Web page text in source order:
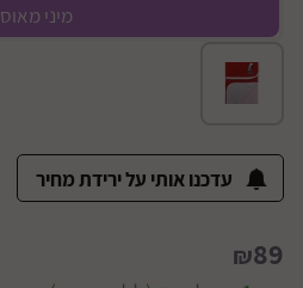
מיני מאוס
עדכנו אותי על ירידת מחיר
₪89